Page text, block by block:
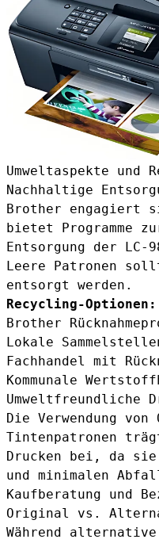
Umweltaspekte und
Nachhaltige
Brother engagiert
bietet Programme
Entsorgung der LC-
Leere Patronen
entsorgt werden.
Recycling-Optionen:
Brother
Lokale
Fachhandel mit
Kommunale
Umweltfreundliche
Die Verwendung
Tintenpatronen
Drucken bei, da
und minimalen
Kaufberatung und
Original vs.
Während